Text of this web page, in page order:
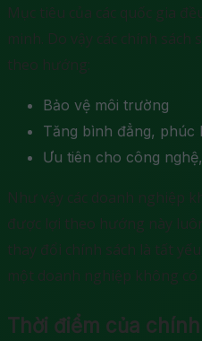
Mục tiêu của các quốc gia
minh. Do vậy các chính sách
theo hướng:
Bảo vệ môi trường
Tăng bình đẳng, phúc
Ưu tiên cho công
Như vậy các doanh nghiệp
được lợi theo hướng này
thay đổi chính sách là tất
một doanh nghiệp không có
Thời điểm của